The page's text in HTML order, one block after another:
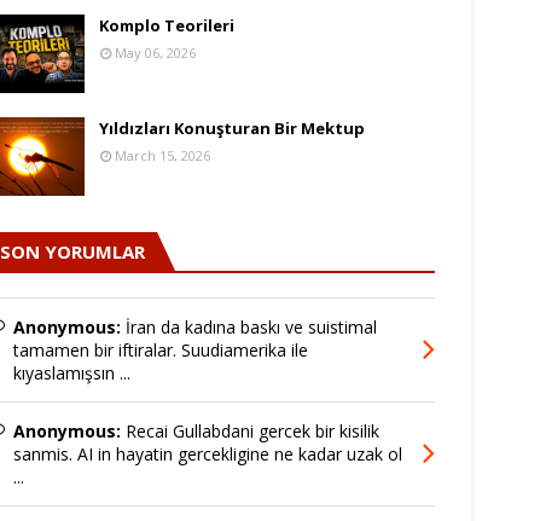
Komplo Teorileri
May 06, 2026
Yıldızları Konuşturan Bir Mektup
March 15, 2026
SON YORUMLAR
Anonymous: İran da kadına baskı ve suistimal
tamamen bir iftiralar. Suudiamerika ile
kıyaslamışsın ...
Anonymous: Recai Gullabdani gercek bir kisilik
sanmis. AI in hayatin gercekligine ne kadar uzak ol
...